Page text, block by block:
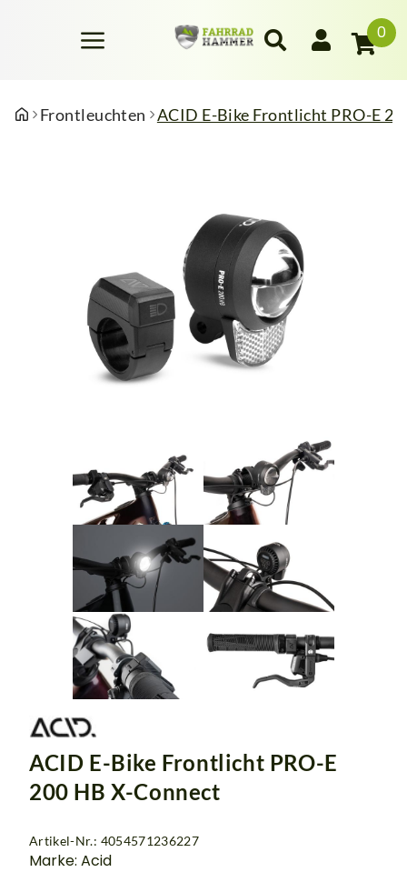
0
Frontleuchten ACID E-Bike Frontlicht PRO-E
ACID E-Bike Frontlicht PRO-E
200 HB X-Connect
Artikel-Nr.: 4054571236227
Marke: Acid